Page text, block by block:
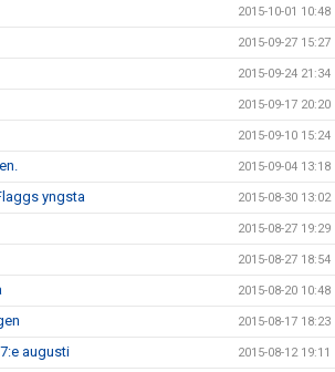
2015-10-01 10:48
2015-09-27 15:27
2015-09-24 21:34
2015-09-17 20:20
2015-09-10 15:24
2015-09-04 13:18
yngsta 2015-08-30 13:02
2015-08-27 19:29
2015-08-27 18:54
2015-08-20 10:48
2015-08-17 18:23
augusti 2015-08-12 19:11